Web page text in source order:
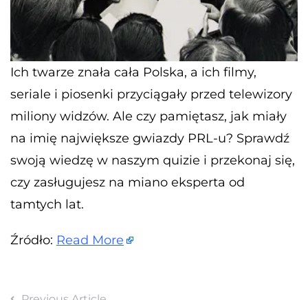
Ich twarze znała cała Polska, a ich filmy,
seriale i piosenki przyciągały przed telewizory
miliony widzów. Ale czy pamiętasz, jak miały
na imię największe gwiazdy PRL-u? Sprawdź
swoją wiedzę w naszym quizie i przekonaj się,
czy zasługujesz na miano eksperta od
tamtych lat.
Źródło: Read More